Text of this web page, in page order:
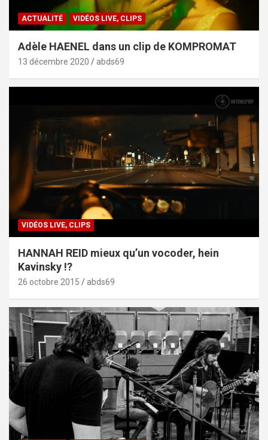
ACTUALITÉ VIDÉOS LIVE, CLIPS
Adèle HAENEL dans un clip de KOMPROMAT
13 décembre 2020 abds69
VIDÉOS LIVE, CLIPS
HANNAH REID mieux qu’un vocoder, hein
Kavinsky !?
26 octobre 2015 abds69